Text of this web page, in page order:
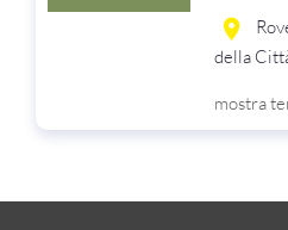
della
mostra